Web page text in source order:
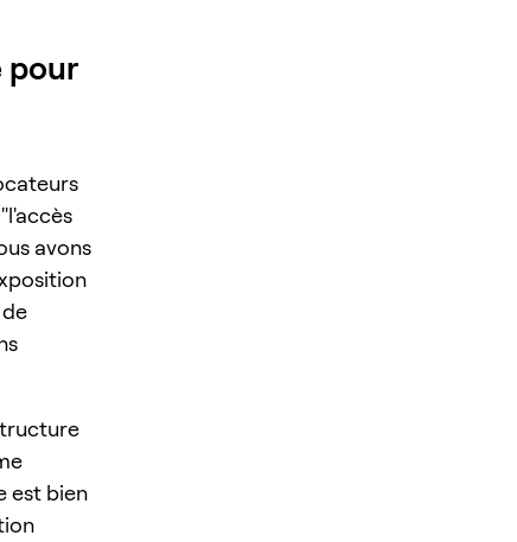
pour
avons
est bien